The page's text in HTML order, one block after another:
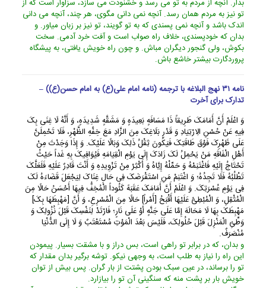
بدار. آنچه از مردم به تو مى رسد و خشنودت مى سازد، سزاوار است که از
تو نیز به مردم همان رسد. آنچه نمى دانى مگوى، هر چند، آنچه مى دانى
اندک باشد و آنچه نمى پسندى که به تو گویند، تو نیز بر زبان میاور. و
بدان که خودپسندى، خلاف راه صواب است و آفت خرد آدمى. سخت
بکوش، ولى گنجور دیگران مباش. و چون راه خویش یافتى، به پیشگاه
پروردگارت بیشتر خاشع باش.
نامه ۳۱ نهج البلاغه با ترجمه (نامه امام علی(ع) به امام حسن(ع)) –
تدارک برای آخرت
وَ اعْلَمْ أَنَّ أَمَامَکَ طَرِیقاً ذَا مَسَافَهٍ بَعِیدَهٍ وَ مَشَقَّهٍ شَدِیدَهٍ، وَ أَنَّهُ لَا غِنَى بِکَ
فِیهِ عَنْ حُسْنِ الِارْتِیَادِ وَ قَدْرِ بَلَاغِکَ مِنَ الزَّادِ مَعَ خِفَّهِ الظَّهْرِ، فَلَا تَحْمِلَنَّ
عَلَى ظَهْرِکَ فَوْقَ طَاقَتِکَ فَیَکُونَ ثِقْلُ ذَلِکَ وَبَالًا عَلَیْکَ. وَ إِذَا وَجَدْتَ مِنْ
أَهْلِ الْفَاقَهِ مَنْ یَحْمِلُ لَکَ زَادَکَ إِلَى یَوْمِ الْقِیَامَهِ فَیُوَافِیکَ بِهِ غَداً حَیْثُ
تَحْتَاجُ إِلَیْهِ فَاغْتَنِمْهُ وَ حَمِّلْهُ إِیَّاهُ وَ أَکْثِرْ مِنْ تَزْوِیدِهِ وَ أَنْتَ قَادِرٌ عَلَیْهِ فَلَعَلَّکَ
تَطْلُبُهُ فَلَا تَجِدُهُ؛ وَ اغْتَنِمْ مَنِ اسْتَقْرَضَکَ فِی حَالِ غِنَاکَ لِیَجْعَلَ قَضَاءَهُ لَکَ
فِی یَوْمِ عُسْرَتِکَ. وَ اعْلَمْ أَنَّ أَمَامَکَ عَقَبَهً کَئُوداً الْمُخِفُّ فِیهَا أَحْسَنُ حَالًا مِنَ
الْمُثْقِلِ، وَ الْمُبْطِئُ عَلَیْهَا أَقْبَحُ [أَمْراً] حَالًا مِنَ الْمُسْرِعِ، وَ أَنَّ [مَهْبِطَهَا بِکَ]
مَهْبِطَکَ بِهَا لَا مَحَالَهَ إِمَّا عَلَى جَنَّهٍ أَوْ عَلَى نَارٍ؛ فَارْتَدْ لِنَفْسِکَ قَبْلَ نُزُولِکَ وَ
وَطِّئِ الْمَنْزِلَ قَبْلَ حُلُولِکَ، فَلَیْسَ بَعْدَ الْمَوْتِ مُسْتَعْتَبٌ وَ لَا إِلَى الدُّنْیَا
مُنْصَرَفٌ.
و بدان، که در برابر تو راهى است، بس دراز و با مشقت بسیار. پیمودن
این راه را نیاز به طلب است، به وجهى نیکو. توشه برگیر بدان مقدار که
تو را برساند، در عین سبک بودن پشتت از بار گران. پس بیش از توان
خویش بار بر پشت منه که سنگینى آن تو را بیازارد.